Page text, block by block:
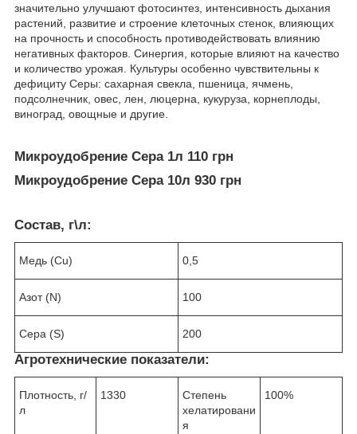
значительно улучшают фотосинтез, интенсивность дыхания
растений, развитие и строение клеточных стенок, влияющих
на прочность и способность противодействовать влиянию
негативных факторов. Синергия, которые влияют на качество
и количество урожая. Культуры особенно чувствительны к
дефициту Серы: сахарная свекла, пшеница, ячмень,
подсолнечник, овес, лен, люцерна, кукуруза, корнеплоды,
виноград, овощные и другие.
Микроудобрение Сера 1л 110 грн
Микроудобрение Сера 10л 930 грн
Состав, г\л:
Медь (Cu) 0,5
Азот (N) 100
Сера (S) 200
Агротехнические показатели:
Плотность, г/
л
1330
Степень
хелатировани
я
100%